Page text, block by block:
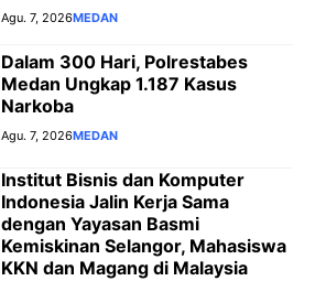
Agu. 7, 2026MEDAN
Dalam 300 Hari, Polrestabes
Medan Ungkap 1.187 Kasus
Narkoba
Agu. 7, 2026MEDAN
Institut Bisnis dan Komputer
Indonesia Jalin Kerja Sama
dengan Yayasan Basmi
Kemiskinan Selangor, Mahasiswa
KKN dan Magang di Malaysia